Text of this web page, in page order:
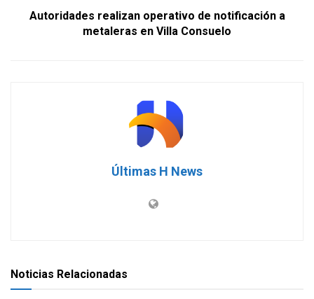
Autoridades realizan operativo de notificación a
metaleras en Villa Consuelo
Últimas H News
Noticias Relacionadas